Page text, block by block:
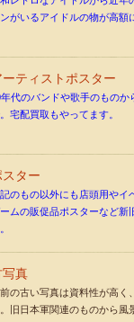
がいるアイドルの物が高額
ーティストポスター
代のバンドや歌手のものか
宅配買取もやってます。
スター
のもの以外にも店頭用やイ
ムの販促品ポスターなど新
写真
の古い写真は資料性が高く
旧日本軍関連のものから風